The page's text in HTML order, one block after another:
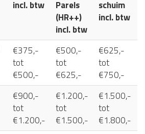
incl. btw
Parels
(HR++)
incl. btw
schuim
incl. btw
€375,-
tot
€500,-
€500,-
tot
€625,-
€625,-
tot
€750,-
€900,-
tot
€1.200,-
€1.200,-
tot
€1.500,-
€1.500,-
tot
€1.800,-